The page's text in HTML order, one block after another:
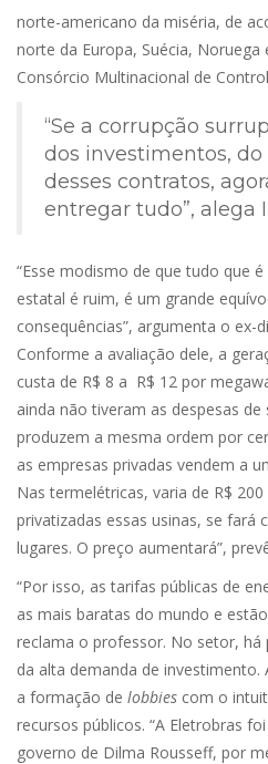
norte-americano da miséria, de
norte da Europa, Suécia,
Consórcio Multinacional de
“Se a corrupção
dos investimentos,
desses contratos,
entregar tudo”, alega
“Esse modismo de que tudo que
estatal é ruim, é um grande
consequências”, argumenta o ex-
Conforme a avaliação dele, a
custa de R$ 8 a R$ 12 por
ainda não tiveram as despesas
produzem a mesma ordem por
as empresas privadas vendem a
Nas termelétricas, varia de R$ 200
privatizadas essas usinas, se fará
lugares. O preço aumentará”,
“Por isso, as tarifas públicas de
as mais baratas do mundo e
reclama o professor. No setor,
da alta demanda de investimento.
a formação de lobbies com o
recursos públicos. “A Eletrobras
governo de Dilma Rousseff, por